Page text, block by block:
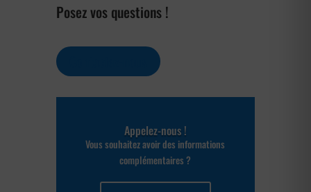
Posez vos questions !
Appelez-nous !
Vous souhaitez avoir des informations
complémentaires ?